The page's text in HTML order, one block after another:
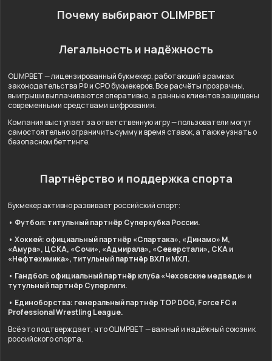
Почему выбирают OLIMPBET
Легальность и надёжность
OLIMPBET — лицензированный букмекер, работающий в рамках
законодательства РФ и СРО букмекеров. Все расчёты прозрачны,
выигрыши выплачиваются оперативно, а данные клиентов защищены
современными средствами шифрования.
Компания выступает за ответственную игру — пользователи могут
самостоятельно ограничить сумму и время ставок, а также узнать о
безопасном беттинге.
Партнёрство и поддержка спорта
Букмекер активно развивает российский спорт:
• Футбол: титульный партнёр Суперкубка России.
• Хоккей: официальный партнёр «Спартака», «Динамо» М,
«Амура», ЦСКА, «Сочи», «Адмирала», «Северстали», СКА и
«Нефтехимика», титульный партнёр ВХЛ и МХЛ.
• Гандбол: официальный партнёр клуба «Чеховские медведи» и
тутульный партнёр Суперлиги.
• Единоборства: генеральный партнёр TOP DOG, Force FC и
Professional Wrestling League.
Всё это подтверждает, что OLIMPBET — важный и надёжный союзник
российского спорта.